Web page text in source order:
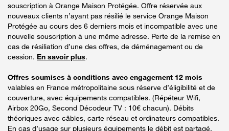
souscription à Orange Maison Protégée. Offre réservée aux
nouveaux clients n’ayant pas résilié le service Orange Maison
Protégée au cours des 6 derniers mois et incompatible avec une
nouvelle souscription à une même adresse. Perte de la remise en
cas de résiliation d’une des offres, de déménagement ou de
cession. En savoir plus.
Offres soumises à conditions avec engagement 12 mois
valables en France métropolitaine sous réserve d’éligibilité et de
couverture, avec équipements compatibles. (Répéteur Wifi,
Airbox 20Go, Second Décodeur TV : 10€ chacun). Débits
théoriques avec câbles, carte réseau et ordinateurs compatibles.
En cas d’usage sur plusieurs équipements le débit est partagé.